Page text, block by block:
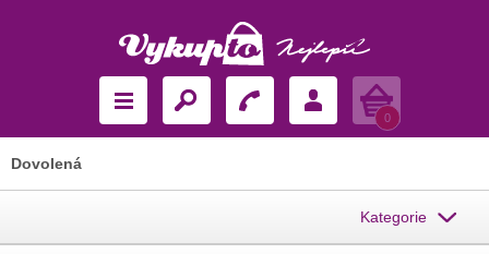
Košík
0
Dovolená
Kategorie